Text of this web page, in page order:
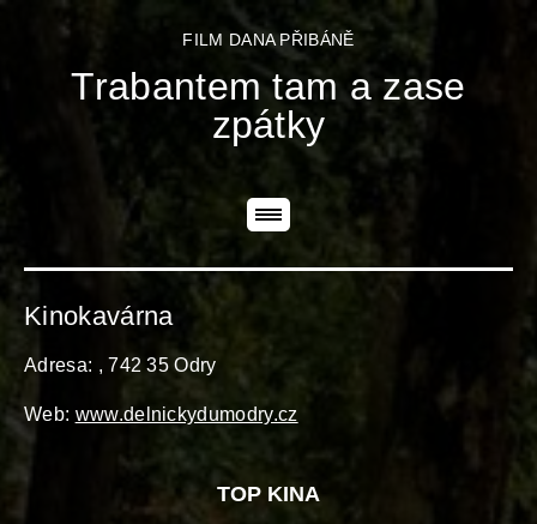
FILM DANA PŘIBÁNĚ
Trabantem tam a zase
zpátky
Kinokavárna
Adresa: , 742 35 Odry
Web: www.delnickydumodry.cz
TOP KINA